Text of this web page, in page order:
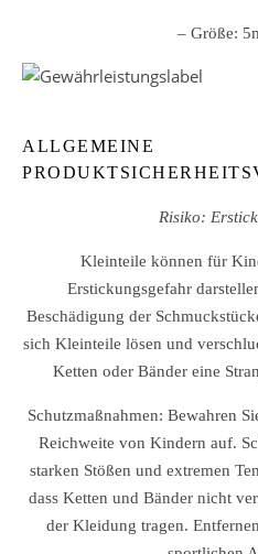
– Größe:
ALLGEMEINE
Risiko:
Kleinteile können für
Erstickungsgefahr
Beschädigung der
sich Kleinteile lösen und
Ketten oder Bänder eine
Schutzmaßnahmen: Bewahren
Reichweite von Kindern auf.
starken Stößen und extremen
dass Ketten und Bänder nicht
der Kleidung tragen.